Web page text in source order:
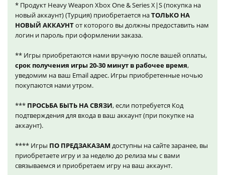
* Продукт Heavy Weapon Xbox One & Series X|S (покупка на
новый аккаунт) (Турция) приобретается наТОЛЬКО НА
НОВЫЙ АККАУНТот которого вы должны предоставить нам
логин и пароль при оформлении заказа.
** Игры приобретаются нами вручную после вашей оплаты,
срок получения игры 20-30 минут в рабочее время,
уведомим на ваш Email адрес. Игры приобретенные ночью
покупаются нами утром.
*** ПРОСЬБА БЫТЬ НА СВЯЗИ, если потребуется Код
подтверждения для входа в ваш аккаунт (при покупке на
аккаунт).
**** Игры ПО ПРЕДЗАКАЗАМ доступны на сайте заранее, вы
приобретаете игру и за неделю до релиза мы с вами
связываемся и приобретаем игру на ваш аккаунт.